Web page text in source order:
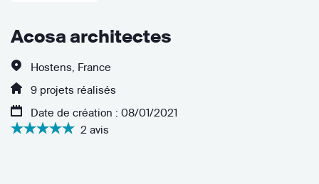
Acosa architectes
Hostens, France
9 projets réalisés
Date de création : 08/01/2021
2 avis